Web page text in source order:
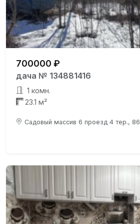
700000 ₽
дача № 134881416
1 комн.
23.1 м²
Садовый массив 6 проезд 4 тер., 86